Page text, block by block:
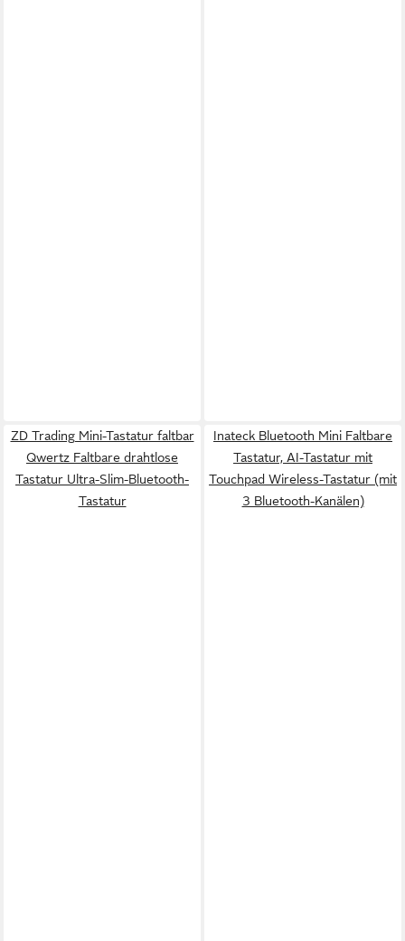
ZD Trading Mini-Tastatur faltbar
Qwertz Faltbare drahtlose
Tastatur Ultra-Slim-Bluetooth-
Tastatur
Inateck Bluetooth Mini Faltbare
Tastatur, AI-Tastatur mit
Touchpad Wireless-Tastatur (mit
3 Bluetooth-Kanälen)